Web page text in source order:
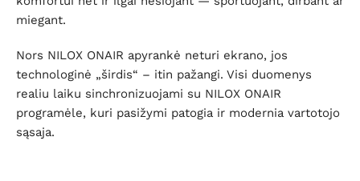
miegant.
Nors NILOX ONAIR apyrankė neturi ekrano, jos
technologinė „širdis“ – itin pažangi. Visi duomenys
realiu laiku sinchronizuojami su NILOX ONAIR
programėle, kuri pasižymi patogia ir modernia vartotojo
sąsaja.